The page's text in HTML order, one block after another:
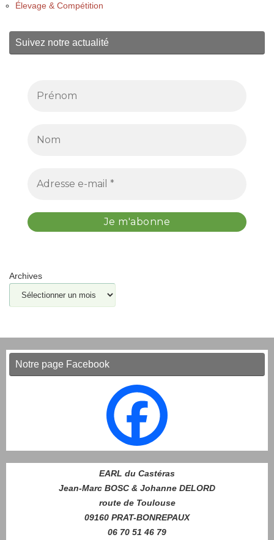
Élevage & Compétition
Suivez notre actualité
Archives
Notre page Facebook
EARL du Castéras
Jean-Marc BOSC & Johanne DELORD
route de Toulouse
09160 PRAT-BONREPAUX
06 70 51 46 79